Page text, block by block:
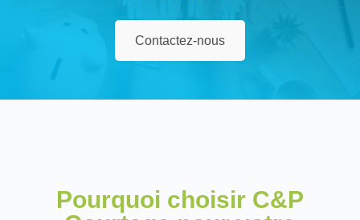
Contactez-nous
Pourquoi choisir C&P